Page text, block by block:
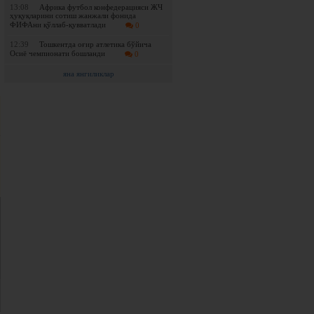
13:08
Африка футбол конфедерацияси ЖЧ
ҳуқуқларини сотиш жанжали фонида
ФИФАни қўллаб-қувватлади
0
12:39
Тошкентда оғир атлетика бўйича
Осиё чемпионати бошланди
0
яна янгиликлар